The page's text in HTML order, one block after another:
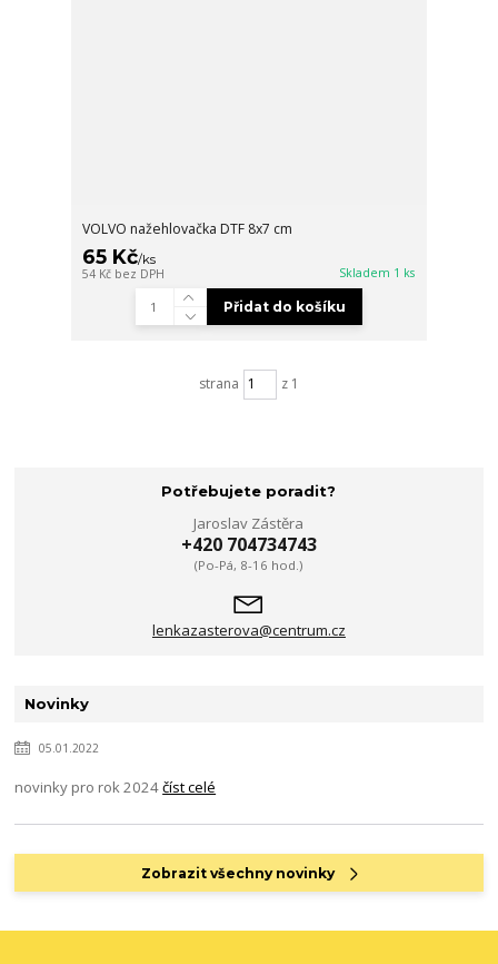
VOLVO nažehlovačka DTF 8x7 cm
65 Kč/ks
54 Kč bez DPH Skladem 1 ks
Přidat do košíku
strana z 1
Potřebujete poradit?
Jaroslav Zástěra
+420 704734743
(Po-Pá, 8-16 hod.)
lenkazasterova@centrum.cz
Novinky
05.01.2022
novinky pro rok 2024číst celé
Zobrazit všechny novinky